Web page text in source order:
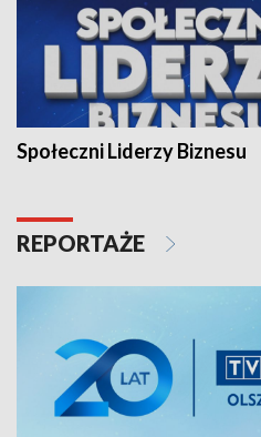
Społeczni Liderzy Biznesu
REPORTAŻE